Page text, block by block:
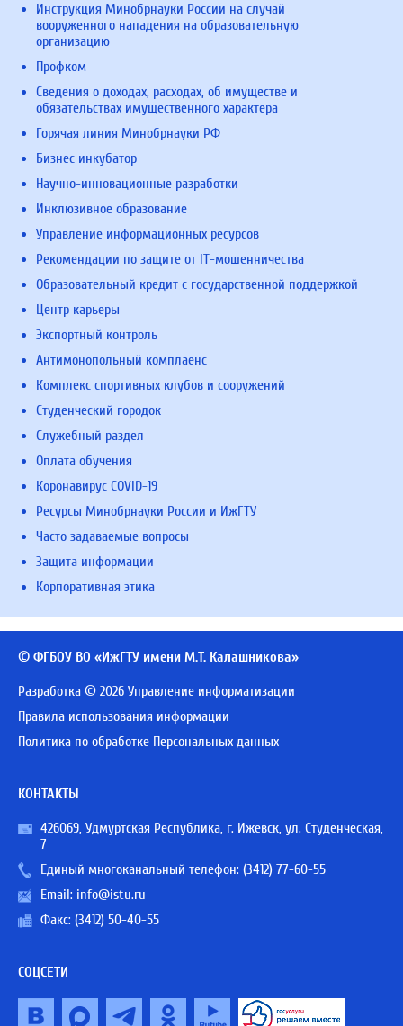
Инструкция Минобрнауки России на случай
вооруженного нападения на образовательную
организацию
Профком
Сведения о доходах, расходах, об имуществе и
обязательствах имущественного характера
Горячая линия Минобрнауки РФ
Бизнес инкубатор
Научно-инновационные разработки
Инклюзивное образование
Управление информационных ресурсов
Рекомендации по защите от IT-мошенничества
Образовательный кредит с государственной поддержкой
Центр карьеры
Экспортный контроль
Антимонопольный комплаенс
Комплекс спортивных клубов и сооружений
Студенческий городок
Служебный раздел
Оплата обучения
Коронавирус COVID-19
Ресурсы Минобрнауки России и ИжГТУ
Часто задаваемые вопросы
Защита информации
Корпоративная этика
© ФГБОУ ВО «ИжГТУ имени М.Т. Калашникова»
Разработка © 2026 Управление информатизации
Правила использования информации
Политика по обработке Персональных данных
КОНТАКТЫ
426069, Удмуртская Республика, г. Ижевск, ул. Студенческая,
7
Единый многоканальный телефон: (3412) 77-60-55
Email: info@istu.ru
Факс: (3412) 50-40-55
СОЦСЕТИ